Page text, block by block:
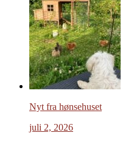
Nyt fra hønsehuset
juli 2, 2026